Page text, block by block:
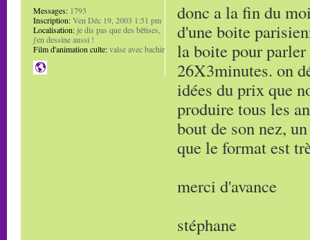
donc a la fin du
d'une boite
la boite pour
26X3minutes. on
idées du prix que
produire tous les
bout de son nez,
que le format est
merci d'avance
stéphane
Messages: 1793
Inscription:Ven Déc 19, 2003 1:51 pm
Localisation: je dis pas que des bêtises,
j'en dessine aussi !
Film d'animation culte:valse avec bachir